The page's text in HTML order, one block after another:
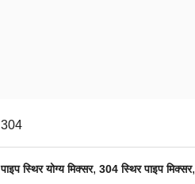
304
पाइप स्थिर योग्य मिक्सर, 304 स्थिर पाइप मिक्सर,